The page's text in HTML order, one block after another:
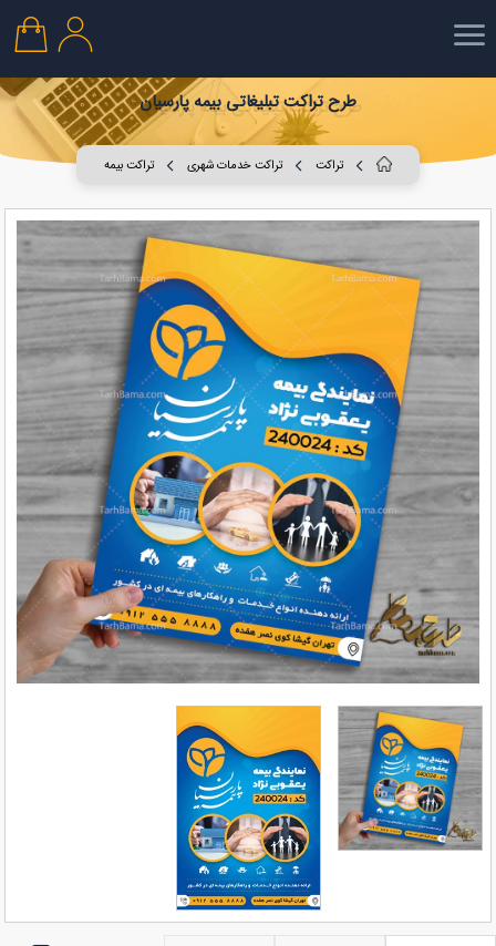
طرح تراکت تبلیغاتی بیمه پارسیان
تراکت تراکت خدمات شهری تراکت بیمه